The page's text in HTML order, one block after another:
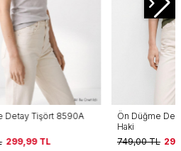
Ön Düğme Detay Tişört 8590A
749,00
TL